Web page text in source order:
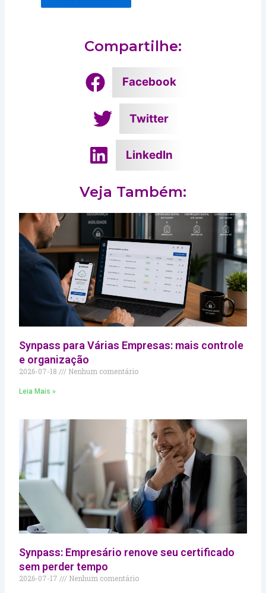
Compartilhe:
Facebook
Twitter
LinkedIn
Veja Também:
Synpass para Várias Empresas: mais controle
e organização
2026-07-18 Nenhum comentário
Leia Mais »
Synpass: Empresário renove seu certificado
sem perder tempo
2026-07-17 Nenhum comentário